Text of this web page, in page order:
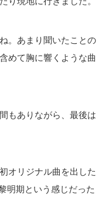
。あまり聞いたことの
めて胸に響くような曲
もありながら、最後は
オリジナル曲を出した
明期という感じだった